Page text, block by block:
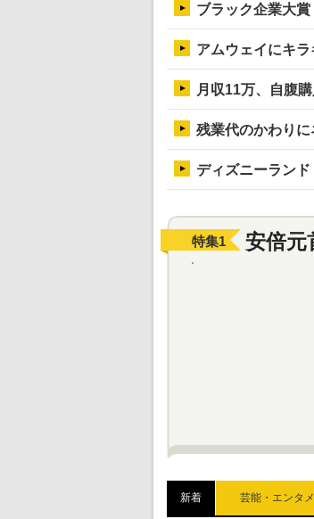
ブラック企業大
アムウェイにキ
月収11万、自腹
残業代のかわり
ディズニーラン
特集1 安倍元
新着 芸能・エンタメ